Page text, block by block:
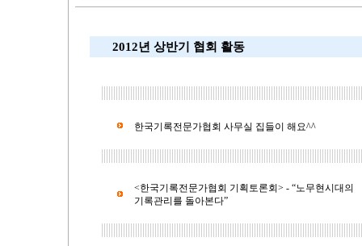
2012년 상반기 협회 활동
한국기록전문가협회 사무실 집들이 해요^^
<한국기록전문가협회 기획토론회> - “노무현시대의
기록관리를 돌아본다”